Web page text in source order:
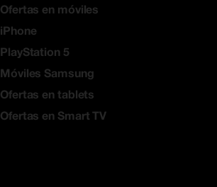
Ofertas en móviles
iPhone
PlayStation 5
Móviles Samsung
Ofertas en tablets
Ofertas en Smart TV